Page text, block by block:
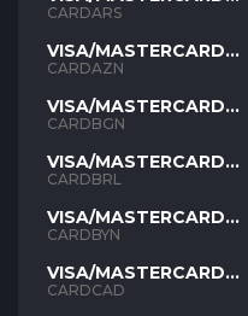
ARS
CARDARS
VISA/MASTERCARD
AZN
CARDAZN
VISA/MASTERCARD
BGN
CARDBGN
VISA/MASTERCARD
BRL
CARDBRL
VISA/MASTERCARD
BYN
CARDBYN
VISA/MASTERCARD
CAD
CARDCAD